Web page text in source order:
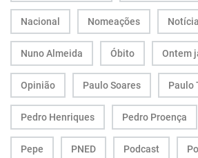
Nacional Nomeações
Nuno Almeida Óbito Ontem
Opinião Paulo Soares Paulo
Pedro Henriques Pedro Proença
Pepe PNED Podcast